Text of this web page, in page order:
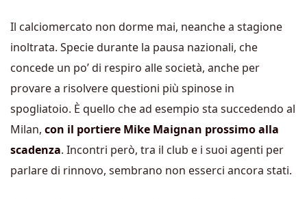
Il calciomercato non dorme mai, neanche a stagione
inoltrata. Specie durante la pausa nazionali, che
concede un po’ di respiro alle società, anche per
provare a risolvere questioni più spinose in
spogliatoio. È quello che ad esempio sta succedendo al
Milan, con il portiere Mike Maignan prossimo alla
scadenza. Incontri però, tra il club e i suoi agenti per
parlare di rinnovo, sembrano non esserci ancora stati.